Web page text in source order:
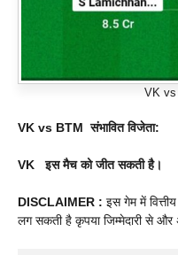
VK vs
VK vs BTMसंभावित विजेता:
VKइस मैच को जीत सकती है।
DISCLAIMER : इस गेम में
लग सकती है कृपया जिम्मेदारी से